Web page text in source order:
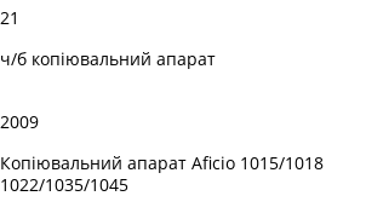
21
ч/б копіювальний апарат
2009
Копіювальний апарат Aficio 1015/1018
1022/1035/1045